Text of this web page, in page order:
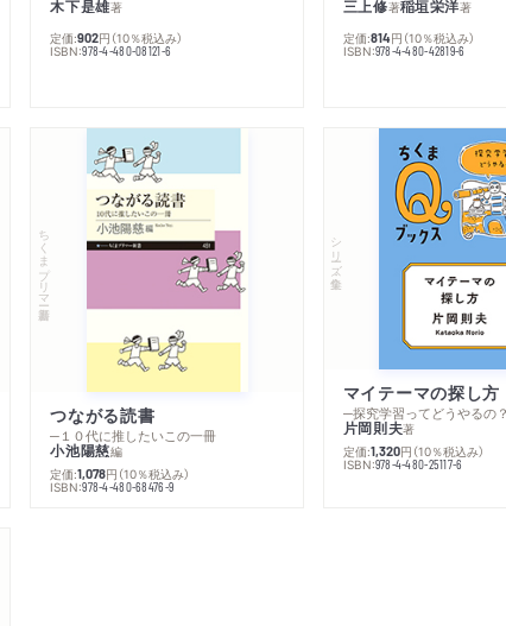
木下是雄著
定価:902円 （10％税込み）
ISBN:978-4-480-08121-6
三上修著稲垣栄洋著
定価:814円 （10％税込み）
ISBN:978-4-480-42819-6
ちくまプリマー新書
つながる読書
─１０代に推したいこの一冊
小池陽慈編
定価:1,078円 （10％税込み）
ISBN:978-4-480-68476-9
シリーズ・全集
マイテーマの探し方
─探究学習ってどうやるの？
片岡則夫著
定価:1,320円 （10％税込み）
ISBN:978-4-480-25117-6